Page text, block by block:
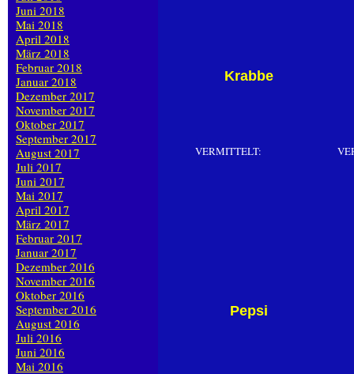
Krabbe
VERMITTELT:
Pepsi
Juni 2018
Mai 2018
April 2018
März 2018
Februar 2018
Januar 2018
Dezember 2017
November 2017
Oktober 2017
September 2017
August 2017
Juli 2017
Juni 2017
Mai 2017
April 2017
März 2017
Februar 2017
Januar 2017
Dezember 2016
November 2016
Oktober 2016
September 2016
August 2016
Juli 2016
Juni 2016
Mai 2016